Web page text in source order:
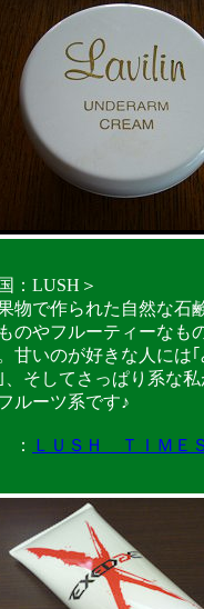
：LUSH＞
物で作られた自然な石
のやフルーティーなも
甘いのが好きな人には
、そしてさっぱり系な
ルーツ系です♪
： ＬＵＳＨ ＴＩＭＥ